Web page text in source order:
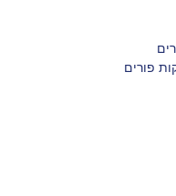
פורים